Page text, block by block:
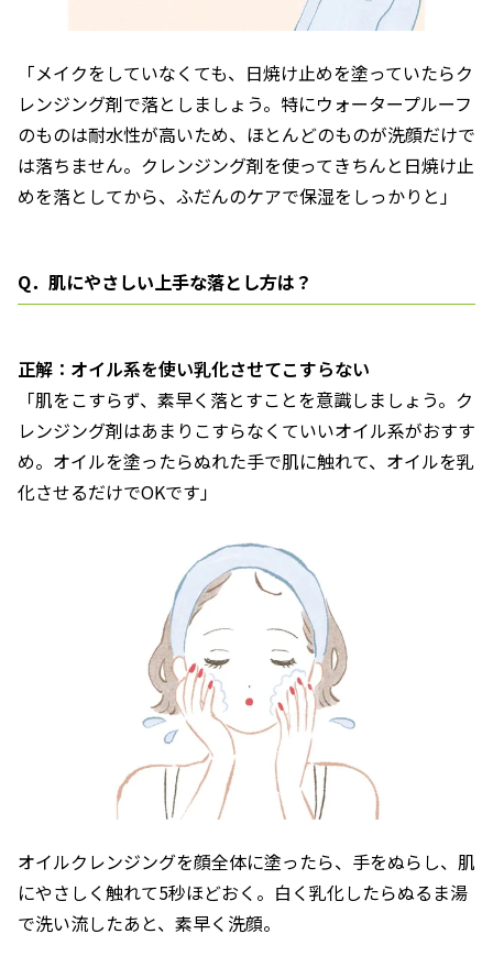
「メイクをしていなくても、日焼け止めを塗っていたらク
レンジング剤で落としましょう。特にウォータープルーフ
のものは耐水性が高いため、ほとんどのものが洗顔だけで
は落ちません。クレンジング剤を使ってきちんと日焼け止
めを落としてから、ふだんのケアで保湿をしっかりと」
Q．肌にやさしい上手な落とし方は？
正解：オイル系を使い乳化させてこすらない
「肌をこすらず、素早く落とすことを意識しましょう。ク
レンジング剤はあまりこすらなくていいオイル系がおすす
め。オイルを塗ったらぬれた手で肌に触れて、オイルを乳
化させるだけでOKです」
オイルクレンジングを顔全体に塗ったら、手をぬらし、肌
にやさしく触れて5秒ほどおく。白く乳化したらぬるま湯
で洗い流したあと、素早く洗顔。